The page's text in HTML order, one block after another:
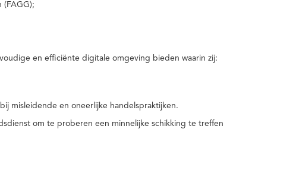
en efficiënte digitale omgeving bieden waarin zij:
misleidende en oneerlijke handelspraktijken.
om te proberen een minnelijke schikking te treffen